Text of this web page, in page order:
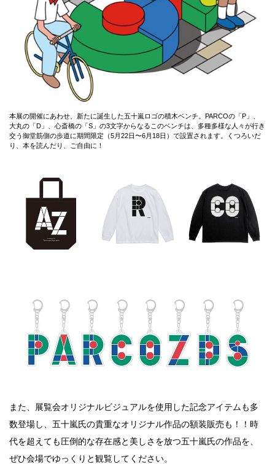
本展の開催にあわせ、新たに誕生した五十嵐ロゴの積木ベンチ。PARCOの「P」、
大丸の「D」、心斎橋の「S」の3文字からなるこのベンチは、多種多様な人々が行き
交う御堂筋側の歩道に期間限定（5月22日〜6月18日）で設置されます。くつろいだ
り、本を読んだり、ご自由に！
また、展覧会オリジナルビジュアルを使用した記念アイテムも多
数登場し、五十嵐氏の貴重なオリジナル作品の額装販売も！！時
代を超えても圧倒的な存在感と美しさを放つ五十嵐氏の作品を、
ぜひ会場でゆっくりと観覧してください。